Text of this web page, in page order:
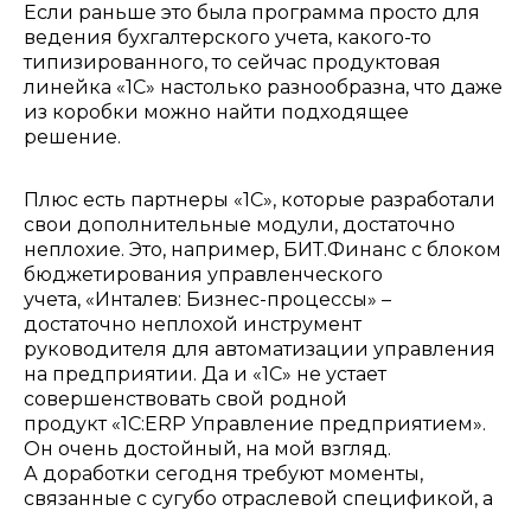
Если раньше это была программа просто для
ведения бухгалтерского учета, какого-то
типизированного, то сейчас продуктовая
линейка «1С» настолько разнообразна, что даже
из коробки можно найти подходящее
решение.
Плюс есть партнеры «1С», которые разработали
свои дополнительные модули, достаточно
неплохие. Это, например, БИТ.Финанс с блоком
бюджетирования управленческого
учета, «Инталев: Бизнес-процессы» –
достаточно неплохой инструмент
руководителя для автоматизации управления
на предприятии. Да и «1С» не устает
совершенствовать свой родной
продукт «1С:ERP Управление предприятием».
Он очень достойный, на мой взгляд.
А доработки сегодня требуют моменты,
связанные с сугубо отраслевой спецификой, а